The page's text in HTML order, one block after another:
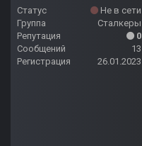
Статус
Не в сети
Группа
Сталкеры
Репутация
0
Сообщений
13
Регистрация
26.01.2023